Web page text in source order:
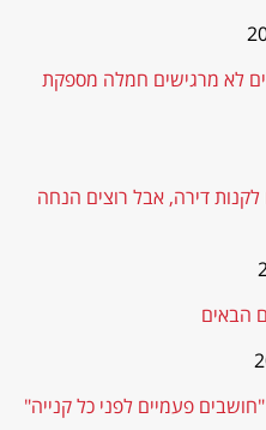
לא מרגישים חמלה מספקת
לקנות דירה, אבל רוצים הנחה
פעמיים לפני כל קנייה"